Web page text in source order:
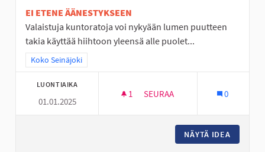
EI ETENE ÄÄNESTYKSEEN
Valaistuja kuntoratoja voi nykyään lumen puutteen
takia käyttää hiihtoon yleensä alle puolet...
Rajaa tulokset teeman mukaan: Koko Seinäjoki
Koko Seinäjoki
LUONTIAIKA
01.01.2025
1 1 SEURAAJA
SEURAA 0
NÄYTÄ IDEA